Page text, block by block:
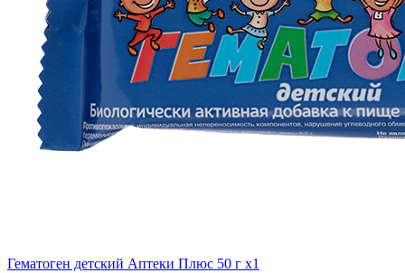
Гематоген детский Аптеки Плюс 50 г x1